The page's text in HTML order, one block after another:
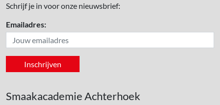
Schrijf je in voor onze nieuwsbrief:
Emailadres:
Smaakacademie Achterhoek